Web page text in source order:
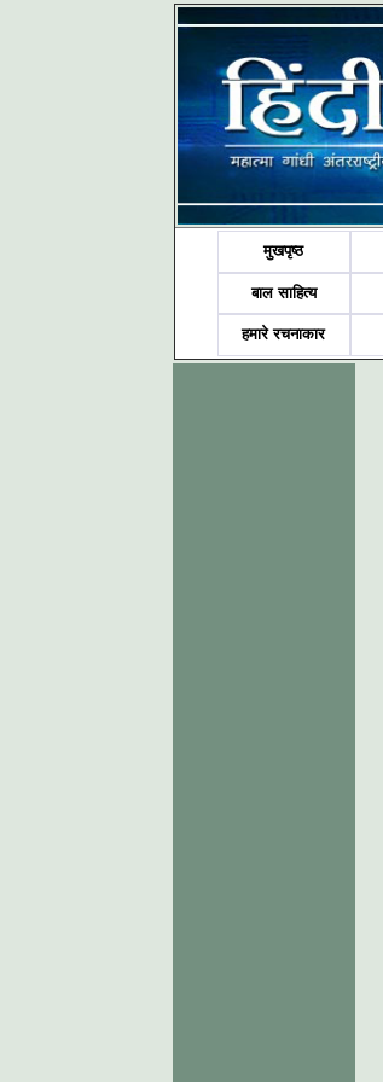
मुखपृष्ठ
बाल साहित्य
हमारे रचनाकार